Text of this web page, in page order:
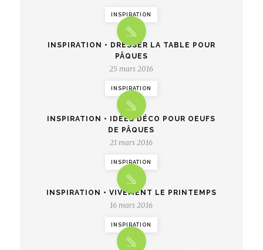
INSPIRATION
INSPIRATION • DRESSER LA TABLE POUR
PÂQUES
25 mars 2016
INSPIRATION
INSPIRATION • IDÉES DÉCO POUR OEUFS
DE PÂQUES
21 mars 2016
INSPIRATION
INSPIRATION • VIVEMENT LE PRINTEMPS
16 mars 2016
INSPIRATION